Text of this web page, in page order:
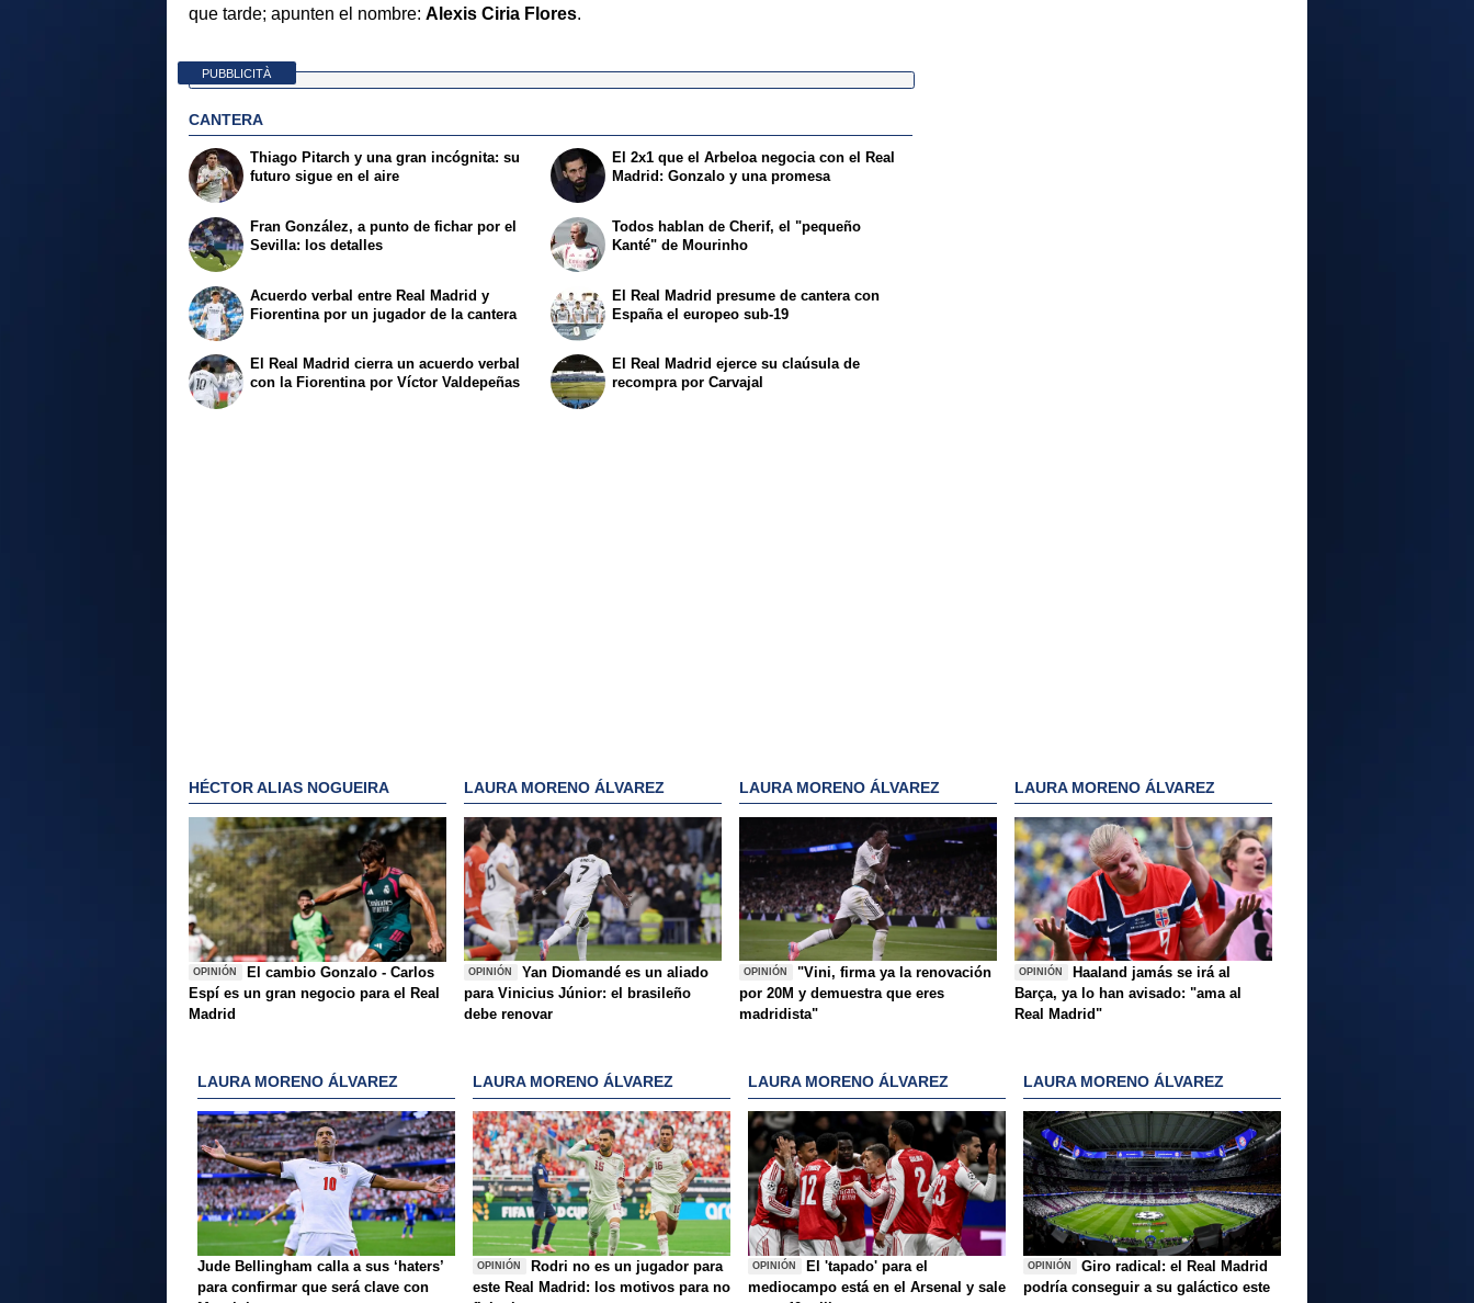
que tarde; apunten el nombre: Alexis Ciria Flores.
PUBBLICITÀ
CANTERA
Thiago Pitarch y una gran incógnita: su
futuro sigue en el aire
Fran González, a punto de fichar por el
Sevilla: los detalles
El 2x1 que el Arbeloa negocia con el Real
Madrid: Gonzalo y una promesa
Todos hablan de Cherif, el "pequeño
Kanté" de Mourinho
Acuerdo verbal entre Real Madrid y
Fiorentina por un jugador de la cantera
El Real Madrid cierra un acuerdo verbal
con la Fiorentina por Víctor Valdepeñas
El Real Madrid presume de cantera con
España el europeo sub-19
El Real Madrid ejerce su claúsula de
recompra por Carvajal
HÉCTOR ALIAS NOGUEIRA
OPINIÓN
El cambio Gonzalo - Carlos
Espí es un gran negocio para el Real
Madrid
LAURA MORENO ÁLVAREZ
OPINIÓN
Yan Diomandé es un aliado
para Vinicius Júnior: el brasileño
debe renovar
LAURA MORENO ÁLVAREZ
OPINIÓN
"Vini, firma ya la renovación
por 20M y demuestra que eres
madridista"
LAURA MORENO ÁLVAREZ
OPINIÓN
Haaland jamás se irá al
Barça, ya lo han avisado: "ama al
Real Madrid"
LAURA MORENO ÁLVAREZ
Jude Bellingham calla a sus ‘haters’
para confirmar que será clave con
LAURA MORENO ÁLVAREZ
OPINIÓN
Rodri no es un jugador para
este Real Madrid: los motivos para no
LAURA MORENO ÁLVAREZ
OPINIÓN
El 'tapado' para el
mediocampo está en el Arsenal y sale
LAURA MORENO ÁLVAREZ
OPINIÓN
Giro radical: el Real Madrid
podría conseguir a su galáctico este